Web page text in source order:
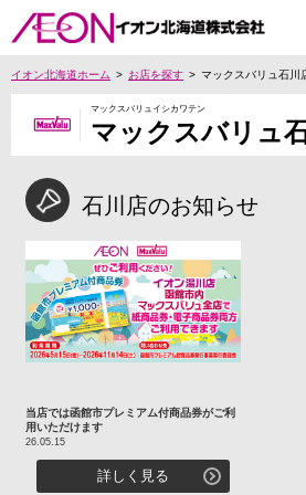
イオン北海道ホーム お店を探す マックスバリュ石川
マックスバリュイシカワテン
マックスバリュ
石川店のお知らせ
当店では函館市プレミアム付商品券がご利
用いただけます
26.05.15
詳しく見る